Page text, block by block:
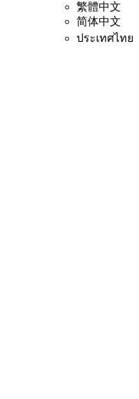
繁體中文
简体中文
ประเทศไทย